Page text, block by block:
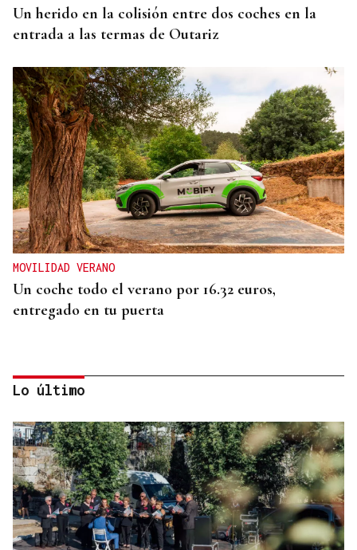
Un herido en la colisión entre dos coches en la
entrada a las termas de Outariz
MOVILIDAD VERANO
Un coche todo el verano por 16.32 euros,
entregado en tu puerta
CONATO EXTINGUIDO
Lo último